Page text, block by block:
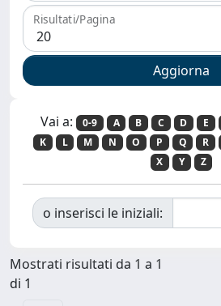
Risultati/Pagina
Vai a: 0-9 A B C D E
K
L M N O P Q R
X
Y Z
o inserisci le iniziali:
Mostrati risultati da 1 a 1
di 1